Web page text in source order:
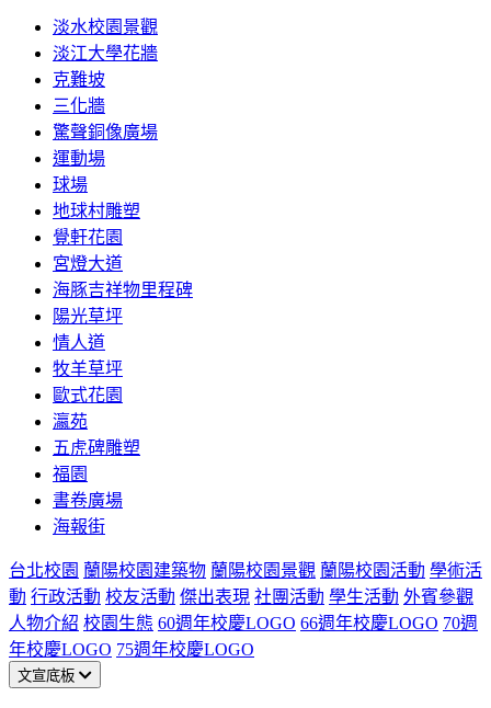
淡水校園景觀
淡江大學花牆
克難坡
三化牆
驚聲銅像廣場
運動場
球場
地球村雕塑
覺軒花園
宮燈大道
海豚吉祥物里程碑
陽光草坪
情人道
牧羊草坪
歐式花園
瀛苑
五虎碑雕塑
福園
書卷廣場
海報街
台北校園 蘭陽校園建築物 蘭陽校園景觀 蘭陽校園活動 學術活
動 行政活動 校友活動 傑出表現 社團活動 學生活動 外賓參觀
人物介紹 校園生態 60週年校慶LOGO 66週年校慶LOGO 70週
年校慶LOGO 75週年校慶LOGO
文宣底板